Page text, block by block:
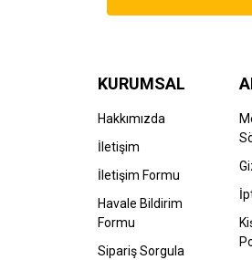
Bu ürüne benzer
KURUMSAL
Hakkımızda
İletişim
İletişim Formu
Havale Bildirim
Formu
Sipariş Sorgula